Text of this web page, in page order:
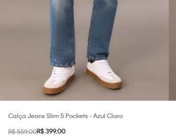
Calça Jeans Slim 5 Pockets - Azul Claro
R$559,00R$399,00